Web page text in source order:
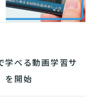
学べる動画学習サ
を開始